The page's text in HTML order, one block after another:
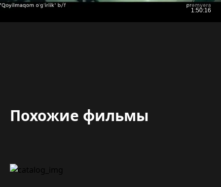
Похожие фильмы